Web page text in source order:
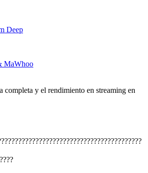
Deep
MaWhoo
completa y el rendimiento en streaming en